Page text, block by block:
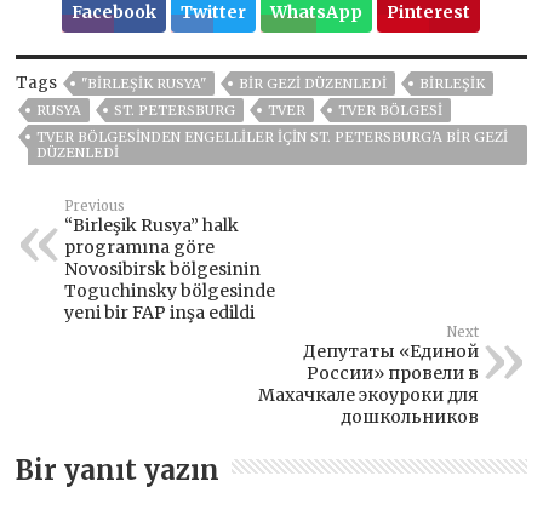
Facebook Twitter WhatsApp Pinterest
Tags "BIRLEŞIK RUSYA" BIR GEZI DÜZENLEDI
BIRLEŞIK
RUSYA
ST. PETERSBURG TVER
TVER BÖLGESI
TVER BÖLGESINDEN ENGELLILER IÇIN ST. PETERSBURG'A BIR GEZI
DÜZENLEDI
Previous
“Birleşik Rusya” halk
programına göre
Novosibirsk bölgesinin
Toguchinsky bölgesinde
yeni bir FAP inşa edildi
Next
Депутаты «Единой
России» провели в
Махачкале экоуроки для
дошкольников
Bir yanıt yazın